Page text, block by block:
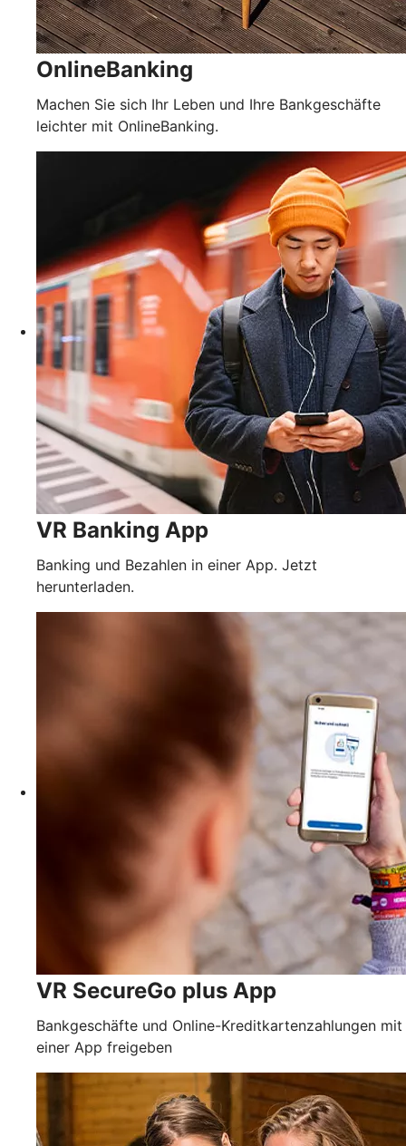
OnlineBanking
Machen Sie sich Ihr Leben und Ihre Bankgeschäfte
leichter mit OnlineBanking.
VR Banking App
Banking und Bezahlen in einer App. Jetzt
herunterladen.
VR SecureGo plus App
Bankgeschäfte und Online-Kreditkartenzahlungen mit
einer App freigeben